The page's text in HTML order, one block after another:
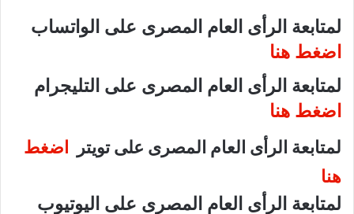
لمتابعة الرأى العام المصرى على الواتساب
اضغط هنا
لمتابعة الرأى العام المصرى على التليجرام
اضغط هنا
لمتابعة الرأى العام المصرى على تويتر اضغط
هنا
لمتابعة الرأى العام المصرى على اليوتيوب